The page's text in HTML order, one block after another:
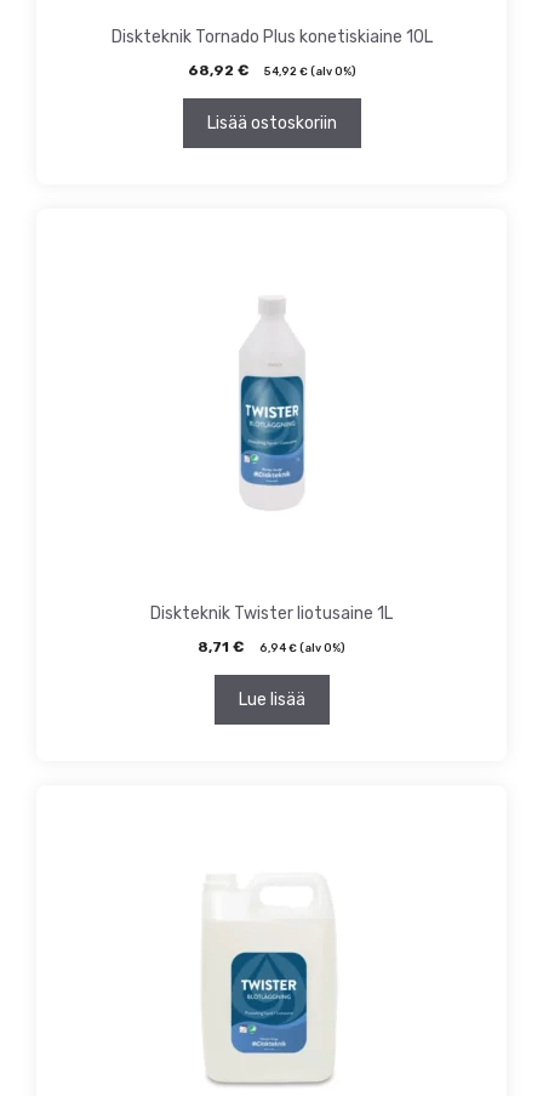
Diskteknik Tornado Plus konetiskiaine 10L
68,92 € 54,92 €(alv 0%)
Lisää ostoskoriin
Diskteknik Twister liotusaine 1L
8,71 € 6,94 € (alv 0%)
Lue lisää